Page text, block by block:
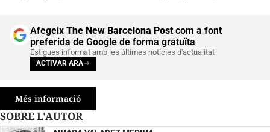
Afegeix The New Barcelona Postcom a font
preferida de Google de forma gratuïta
Estigues informat amb les últimes notícies d'actualitat
ACTIVAR ARA
Més informació
SOBRE L'AUTOR